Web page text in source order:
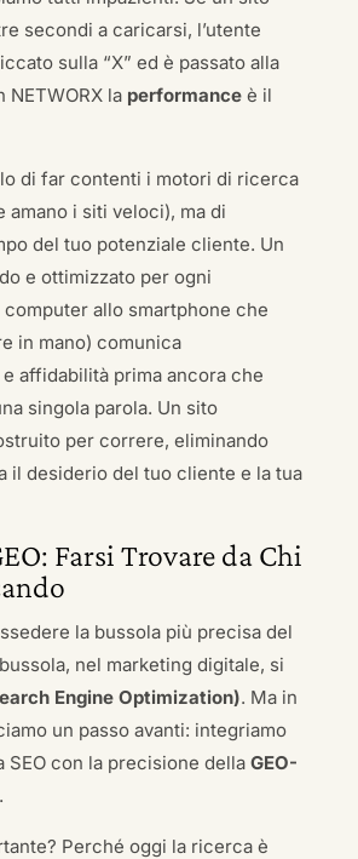
secondi a caricarsi, l’utente
sulla “X” ed è passato alla
la performanceè il
di far contenti i motori di ricerca
amano i siti veloci), ma di
del tuo potenziale cliente. Un
e ottimizzato per ogni
allo smartphone che
in mano) comunica
affidabilità prima ancora che
singola parola. Un sito
per correre, eliminando
il desiderio del tuo cliente e la tua
Farsi Trovare da Chi
la bussola più precisa del
nel marketing digitale, si
Engine Optimization). Ma in
un passo avanti: integriamo
SEO con la precisione della GEO-
Perché oggi la ricerca è